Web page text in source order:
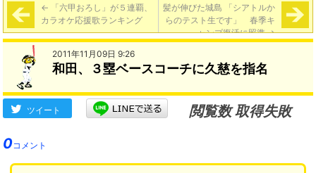
← 「六甲おろし」が５連覇、
カラオケ応援歌ランキング
髪が伸びた城島 「シアトルか
らのテスト生です」 春季キ
ャンプ復活に照準→
2011年11月09日 9:26
和田、３塁ベースコーチに久慈を指名
ツイート
閲覧数 取得失敗
0コメント